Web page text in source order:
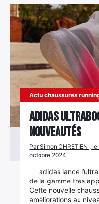
Actu chaussures
adidas
nouveautés
Par Simon CHRETIEN ,
octobre 2024
adidas lance
de la gamme très
Cette nouvelle
améliorations au